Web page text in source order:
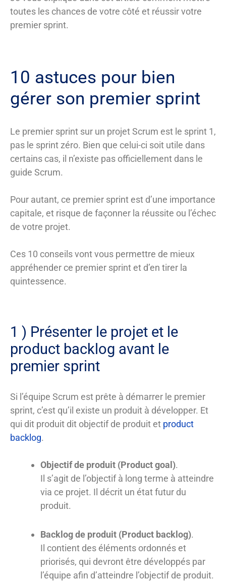
toutes les chances de votre côté et réussir votre
premier sprint.
10 astuces pour bien
gérer son premier sprint
Le premier sprint sur un projet Scrum est le sprint 1,
pas le sprint zéro. Bien que celui-ci soit utile dans
certains cas, il n’existe pas officiellement dans le
guide Scrum.
Pour autant, ce premier sprint est d’une importance
capitale, et risque de façonner la réussite ou l’échec
de votre projet.
Ces 10 conseils vont vous permettre de mieux
appréhender ce premier sprint et d’en tirer la
quintessence.
1 ) Présenter le projet et le
product backlog avant le
premier sprint
Si l’équipe Scrum est prête à démarrer le premier
sprint, c’est qu’il existe un produit à développer. Et
qui dit produit dit objectif de produit et product
backlog.
Objectif de produit (Product goal).
Il s’agit de l’objectif à long terme à atteindre
via ce projet. Il décrit un état futur du
produit.
Backlog de produit (Product backlog).
Il contient des éléments ordonnés et
priorisés, qui devront être développés par
l’équipe afin d’atteindre l’objectif de produit.